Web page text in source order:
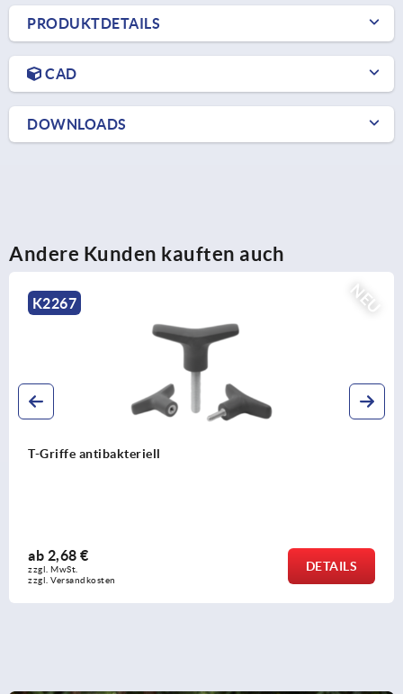
PRODUKTDETAILS
CAD
DOWNLOADS
Andere Kunden kauften auch
K2266
T-Griffe antistatisch
ab 2,38 €
zzgl. MwSt.
zzgl. Versandkosten
DETAILS